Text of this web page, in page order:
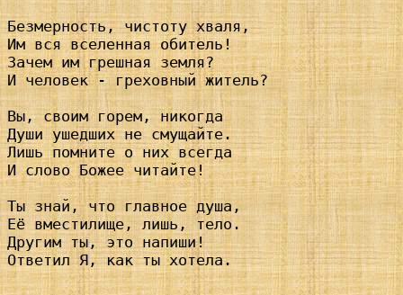
Безмерность, чистоту хваля,
Им вся вселенная обитель!
Зачем им грешная земля?
И человек - греховный житель?
Вы, своим горем, никогда
Души ушедших не смущайте.
Лишь помните о них всегда
И слово Божее читайте!
Ты знай, что главное душа,
Её вместилище, лишь, тело.
Другим ты, это напиши!
Ответил Я, как ты хотела.